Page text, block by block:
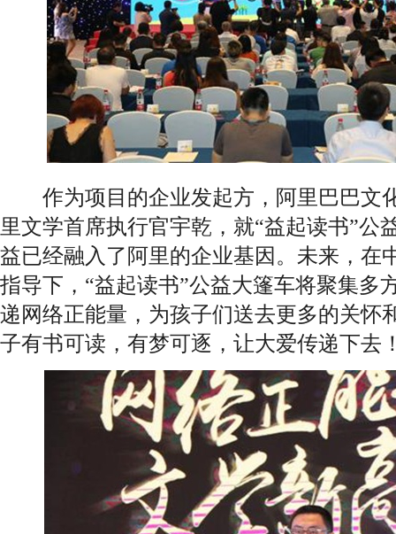
作为项目的企业发起方，阿里巴巴文
里文学首席执行官宇乾，就“益起读书”公
益已经融入了阿里的企业基因。未来，在
指导下，“益起读书”公益大篷车将聚集多
递网络正能量，为孩子们送去更多的关怀
子有书可读，有梦可逐，让大爱传递下去